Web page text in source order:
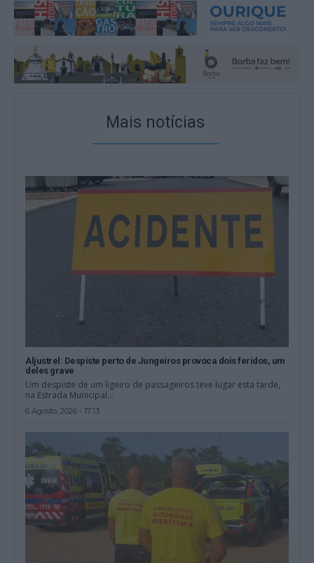
Mais notícias
Aljustrel: Despiste perto de Jungeiros provoca dois feridos, um
deles grave
Um despiste de um ligeiro de passageiros teve lugar esta tarde,
na Estrada Municipal...
6 Agosto, 2026 - 17:13